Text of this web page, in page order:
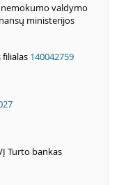
valdymo
ministerijos
filialas 140042759
Turto bankas